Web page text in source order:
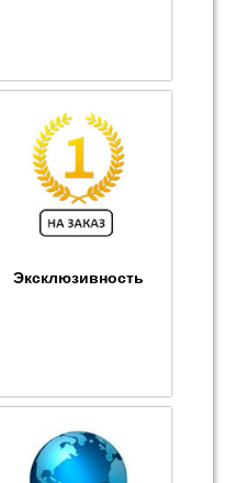
Эксклюзивность